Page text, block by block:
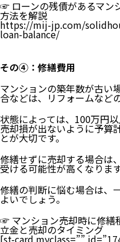
☞ ローンの残債があるマン
方法を解説
https://mij-jp.com/
loan-balance/
その④：修繕費用
マンションの築年数が古い
合などは、リフォームなど
状態によっては、100万円
売却損が出ないように予算
とが大切です。
修繕せずに売却する場合は
受ける可能性が高くなりま
修繕の判断に悩む場合は、
よいでしょう。
☞ マンション売却時に修
立金と売却のタイミング
[st-card myclass=””